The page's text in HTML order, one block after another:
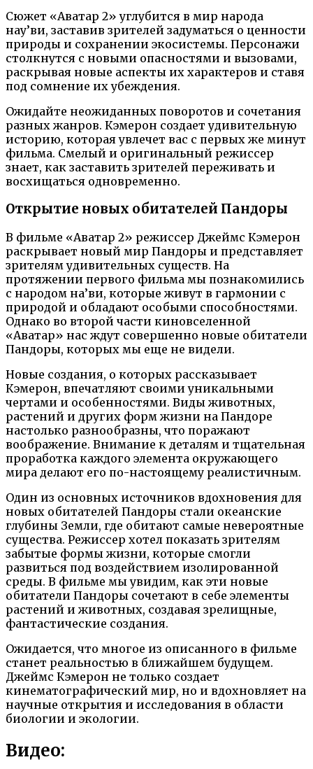
Сюжет «Аватар 2» углубится в мир народа
нау’ви, заставив зрителей задуматься о ценности
природы и сохранении экосистемы. Персонажи
столкнутся с новыми опасностями и вызовами,
раскрывая новые аспекты их характеров и ставя
под сомнение их убеждения.
Ожидайте неожиданных поворотов и сочетания
разных жанров. Кэмерон создает удивительную
историю, которая увлечет вас с первых же минут
фильма. Смелый и оригинальный режиссер
знает, как заставить зрителей переживать и
восхищаться одновременно.
Открытие новых обитателей Пандоры
В фильме «Аватар 2» режиссер Джеймс Кэмерон
раскрывает новый мир Пандоры и представляет
зрителям удивительных существ. На
протяжении первого фильма мы познакомились
с народом на’ви, которые живут в гармонии с
природой и обладают особыми способностями.
Однако во второй части киновселенной
«Аватар» нас ждут совершенно новые обитатели
Пандоры, которых мы еще не видели.
Новые создания, о которых рассказывает
Кэмерон, впечатляют своими уникальными
чертами и особенностями. Виды животных,
растений и других форм жизни на Пандоре
настолько разнообразны, что поражают
воображение. Внимание к деталям и тщательная
проработка каждого элемента окружающего
мира делают его по-настоящему реалистичным.
Один из основных источников вдохновения для
новых обитателей Пандоры стали океанские
глубины Земли, где обитают самые невероятные
существа. Режиссер хотел показать зрителям
забытые формы жизни, которые смогли
развиться под воздействием изолированной
среды. В фильме мы увидим, как эти новые
обитатели Пандоры сочетают в себе элементы
растений и животных, создавая зрелищные,
фантастические создания.
Ожидается, что многое из описанного в фильме
станет реальностью в ближайшем будущем.
Джеймс Кэмерон не только создает
кинематографический мир, но и вдохновляет на
научные открытия и исследования в области
биологии и экологии.
Видео: